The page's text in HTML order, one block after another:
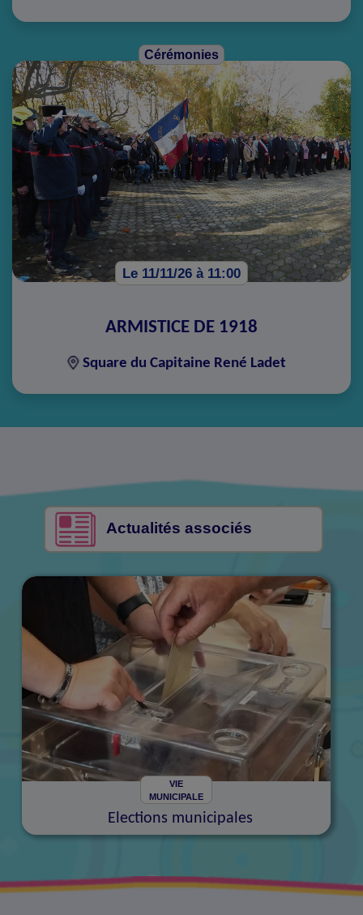
Cérémonies
Le 11/11/26 à 11:00
ARMISTICE DE 1918
Square du Capitaine René Ladet
Actualités associés
VIE
MUNICIPALE
Elections municipales